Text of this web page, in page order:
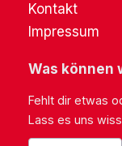
Kontakt
Impressum
Was können
Fehlt dir etwas
Lass es uns